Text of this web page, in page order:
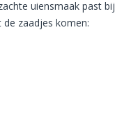
uiensmaak past bij
zaadjes komen: